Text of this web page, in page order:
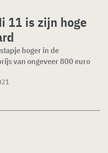
11 is zijn hoge
hoger in de
van ongeveer 800 euro